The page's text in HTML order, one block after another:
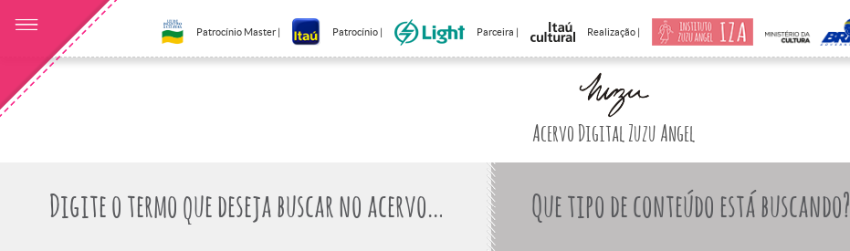
Patrocínio Master | Patrocínio | Parceira | Realização |
Acervo Digital Zuzu Angel
Que tipo de conteúdo está buscando?